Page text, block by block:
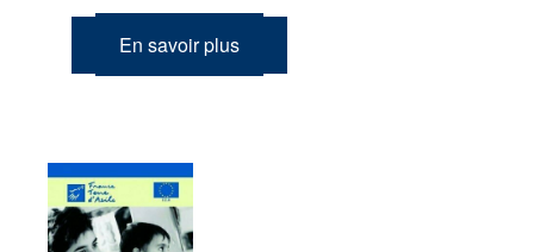
En savoir plus